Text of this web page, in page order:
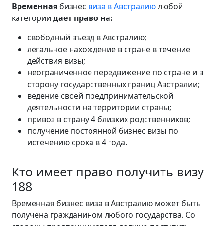
Временная бизнес виза в Австралиюлюбой
категории дает право на:
свободный въезд в Австралию;
легальное нахождение в стране в течение
действия визы;
неограниченное передвижение по стране и в
сторону государственных границ Австралии;
ведение своей предпринимательской
деятельности на территории страны;
привоз в страну 4 близких родственников;
получение постоянной бизнес визы по
истечению срока в 4 года.
Кто имеет право получить визу
188
Временная бизнес виза в Австралию может быть
получена гражданином любого государства. Со